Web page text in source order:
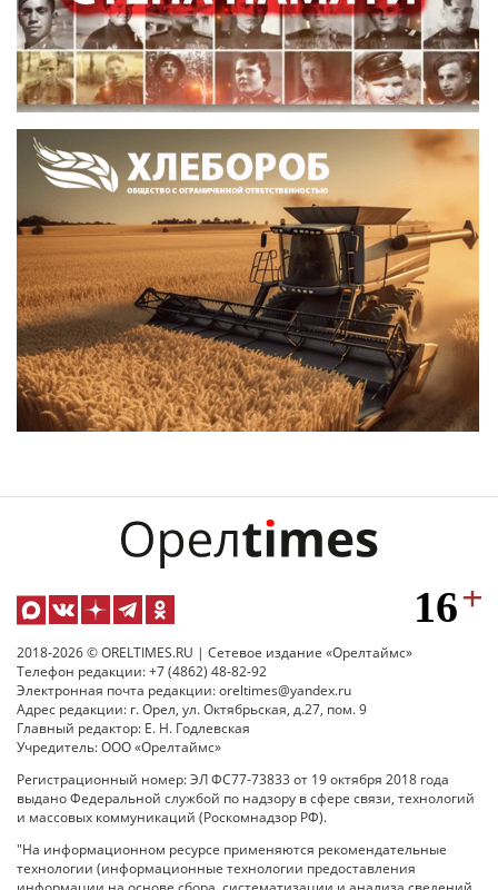
2018-2026 © ORELTIMES.RU | Сетевое издание «Орелтаймс»
Телефон редакции: +7 (4862) 48-82-92
Электронная почта редакции: oreltimes@yandex.ru
Адрес редакции: г. Орел, ул. Октябрьская, д.27, пом. 9
Главный редактор: Е. Н. Годлевская
Учредитель: ООО «Орелтаймс»
Регистрационный номер: ЭЛ ФС77-73833 от 19 октября 2018 года
выдано Федеральной службой по надзору в сфере связи, технологий
и массовых коммуникаций (Роскомнадзор РФ).
"На информационном ресурсе применяются рекомендательные
технологии (информационные технологии предоставления